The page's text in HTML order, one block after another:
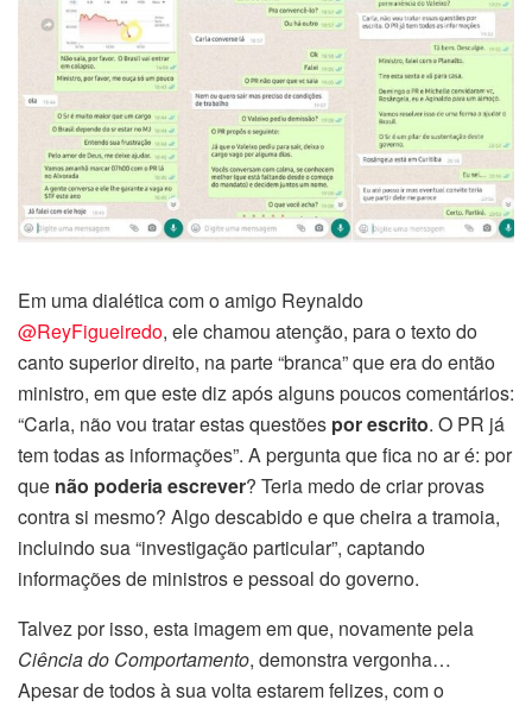
Em uma dialética com o amigo Reynaldo
@ReyFigueiredo, ele chamou atenção, para o texto do
canto superior direito, na parte “branca” que era do então
ministro, em que este diz após alguns poucos comentários:
“Carla, não vou tratar estas questões por escrito. O PR já
tem todas as informações”. A pergunta que fica no ar é: por
que não poderia escrever? Teria medo de criar provas
contra si mesmo? Algo descabido e que cheira a tramoia,
incluindo sua “investigação particular”, captando
informações de ministros e pessoal do governo.
Talvez por isso, esta imagem em que, novamente pela
Ciência do Comportamento, demonstra vergonha…
Apesar de todos à sua volta estarem felizes, com o